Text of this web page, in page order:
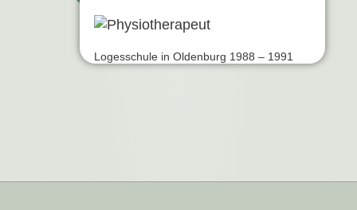
Logesschule in Oldenburg 1988 – 1991